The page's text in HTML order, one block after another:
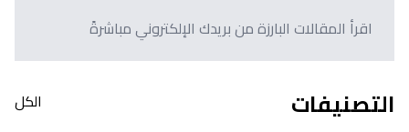
اقرأ المقالات البارزة من بريدك الإلكتروني مباشرةً
التصنيفات الكل